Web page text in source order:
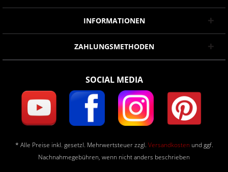
INFORMATIONEN
ZAHLUNGSMETHODEN
SOCIAL MEDIA
* Alle Preise inkl. gesetzl. Mehrwertsteuer zzgl. Versandkosten und ggf.
Nachnahmegebühren, wenn nicht anders beschrieben